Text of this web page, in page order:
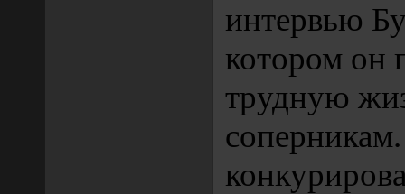
интервью
котором он
трудную